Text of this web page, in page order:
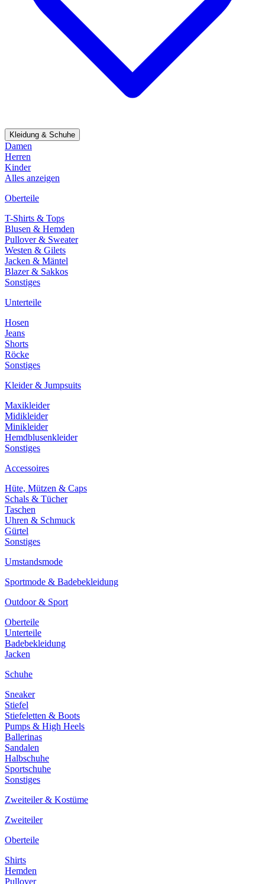
Kleidung & Schuhe
Damen
Herren
Kinder
Alles anzeigen
Oberteile
T-Shirts & Tops
Blusen & Hemden
Pullover & Sweater
Westen & Gilets
Jacken & Mäntel
Blazer & Sakkos
Sonstiges
Unterteile
Hosen
Jeans
Shorts
Röcke
Sonstiges
Kleider & Jumpsuits
Maxikleider
Midikleider
Minikleider
Hemdblusenkleider
Sonstiges
Accessoires
Hüte, Mützen & Caps
Schals & Tücher
Taschen
Uhren & Schmuck
Gürtel
Sonstiges
Umstandsmode
Sportmode & Badebekleidung
Outdoor & Sport
Oberteile
Unterteile
Badebekleidung
Jacken
Schuhe
Sneaker
Stiefel
Stiefeletten & Boots
Pumps & High Heels
Ballerinas
Sandalen
Halbschuhe
Sportschuhe
Sonstiges
Zweiteiler & Kostüme
Zweiteiler
Oberteile
Shirts
Hemden
Pullover